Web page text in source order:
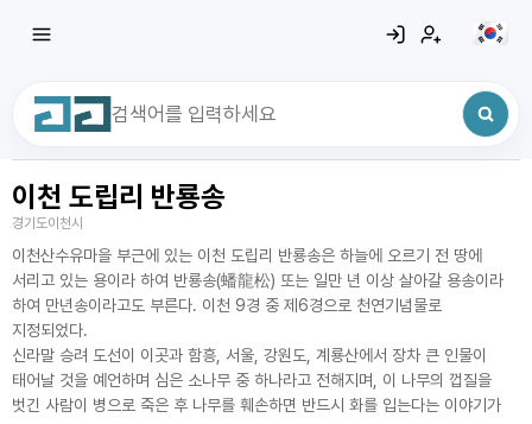
최근 검색어
이천 도립리 반룡송
경기도이천시
이천산수유마을 부근에 있는 이천 도립리 반룡송은 하늘에 오르기 전 땅에
서리고 있는 용이라 하여 반룡송(蟠龍松) 또는 일만 년 이상 살아갈 용송이라
하여 만년송이라고도 부른다. 이천 9경 중 제6경으로 천연기념물로
지정되었다.
신라말 승려 도선이 이곳과 함흥, 서울, 강원도, 계룡산에서 장차 큰 인물이
태어날 것을 예언하며 심은 소나무 중 하나라고 전해지며, 이 나무의 껍질을
벗긴 사람이 병으로 죽은 후 나무를 훼손하면 반드시 화를 입는다는 이야기가